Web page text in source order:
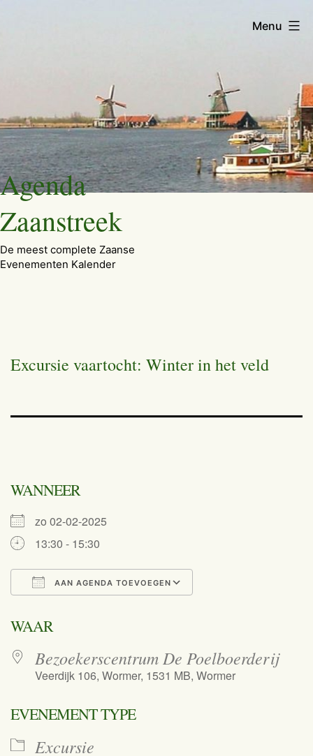
Ga
naar
de
inhoud
Agenda
Zaanstreek
De meest complete Zaanse
Evenementen Kalender
Menu
Excursie vaartocht: Winter in het veld
WANNEER
zo 02-02-2025
13:30 - 15:30
AAN AGENDA TOEVOEGEN
WAAR
Bezoekerscentrum De Poelboerderij
Veerdijk 106, Wormer, 1531 MB, Wormer
EVENEMENT TYPE
Excursie